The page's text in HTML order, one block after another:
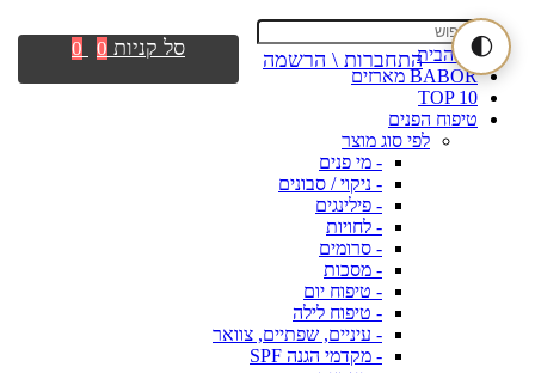
🌓דף הבית
BABOR מארזים
TOP 10
טיפוח הפנים
לפי סוג מוצר
- מי פנים
- ניקוי / סבונים
- פילינגים
- לחויות
- סרומים
- מסכות
- טיפוח יום
- טיפוח לילה
- עיניים, שפתיים, צוואר
- מקדמי הגנה SPF
התחברות \ הרשמה סל קניות 0
0